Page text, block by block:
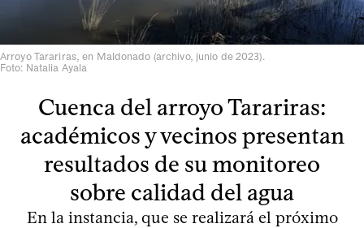
Arroyo Tarariras, en Maldonado (archivo, junio de 2023).
Foto: Natalia Ayala
Cuenca del arroyo Tarariras:
académicos y vecinos presentan
resultados de su monitoreo
sobre calidad del agua
En la instancia, que se realizará el próximo